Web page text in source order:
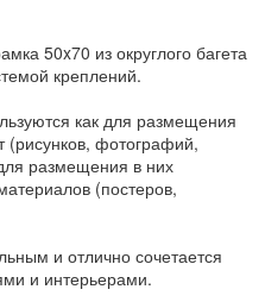
50x70 из округлого багета
креплений.
как для размещения
(рисунков, фотографий,
размещения в них
(постеров,
и отлично сочетается
и интерьерами.